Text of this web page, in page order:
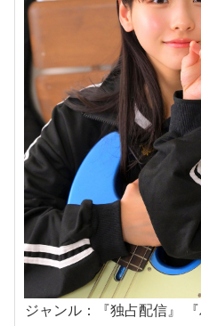
ジャンル：『独占配信』